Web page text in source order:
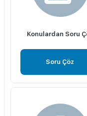
Konulardan Soru
Soru Çöz